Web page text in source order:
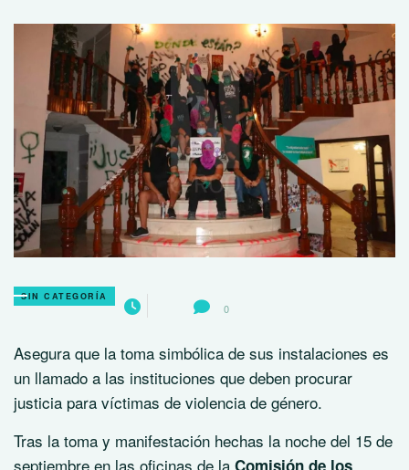
SIN CATEGORÍA
0
Asegura que la toma simbólica de sus instalaciones es
un llamado a las instituciones que deben procurar
justicia para víctimas de violencia de género.
Tras la toma y manifestación hechas la noche del 15 de
septiembre en las oficinas de la Comisión de los